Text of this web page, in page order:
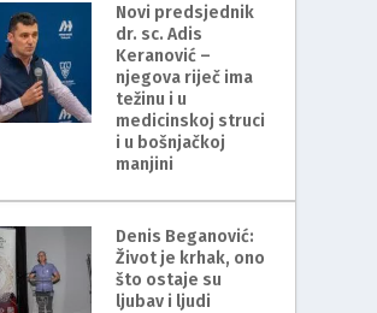
Novi predsjednik
dr. sc. Adis
Keranović –
njegova riječ ima
težinu i u
medicinskoj struci
i u bošnjačkoj
manjini
Denis Beganović:
Život je krhak, ono
što ostaje su
ljubav i ljudi